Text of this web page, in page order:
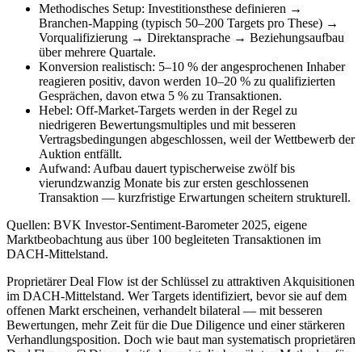
Methodisches Setup: Investitionsthese definieren →
Branchen-Mapping (typisch 50–200 Targets pro These) →
Vorqualifizierung → Direktansprache → Beziehungsaufbau
über mehrere Quartale.
Konversion realistisch: 5–10 % der angesprochenen Inhaber
reagieren positiv, davon werden 10–20 % zu qualifizierten
Gesprächen, davon etwa 5 % zu Transaktionen.
Hebel: Off-Market-Targets werden in der Regel zu
niedrigeren Bewertungsmultiples und mit besseren
Vertragsbedingungen abgeschlossen, weil der Wettbewerb der
Auktion entfällt.
Aufwand: Aufbau dauert typischerweise zwölf bis
vierundzwanzig Monate bis zur ersten geschlossenen
Transaktion — kurzfristige Erwartungen scheitern strukturell.
Quellen: BVK Investor-Sentiment-Barometer 2025, eigene
Marktbeobachtung aus über 100 begleiteten Transaktionen im
DACH-Mittelstand.
Proprietärer Deal Flow ist der Schlüssel zu attraktiven Akquisitionen
im DACH-Mittelstand. Wer Targets identifiziert, bevor sie auf dem
offenen Markt erscheinen, verhandelt bilateral — mit besseren
Bewertungen, mehr Zeit für die Due Diligence und einer stärkeren
Verhandlungsposition. Doch wie baut man systematisch proprietären